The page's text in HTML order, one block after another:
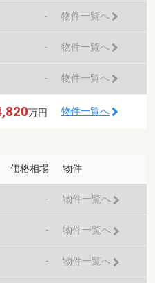
- 物件一覧へ
- 物件一覧へ
- 物件一覧へ
万円 物件一覧へ
価格相場 物件
- 物件一覧へ
- 物件一覧へ
- 物件一覧へ